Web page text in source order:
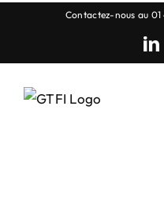
Contactez-nous au 01